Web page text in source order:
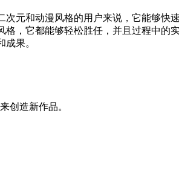
元和动漫风格的用户来说，它能够快
格，它都能够轻松胜任，并且过程中的
果。
创造新作品。